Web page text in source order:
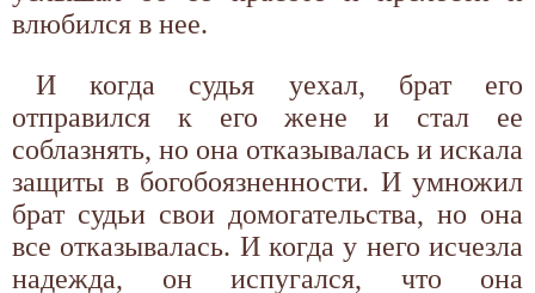
влюбился в нее.
И когда судья уехал, брат его
отправился к его жене и стал ее
соблазнять, но она отказывалась и искала
защиты в богобоязненности. И умножил
брат судьи свои домогательства, но она
все отказывалась. И когда у него исчезла
надежда, он испугался, что она